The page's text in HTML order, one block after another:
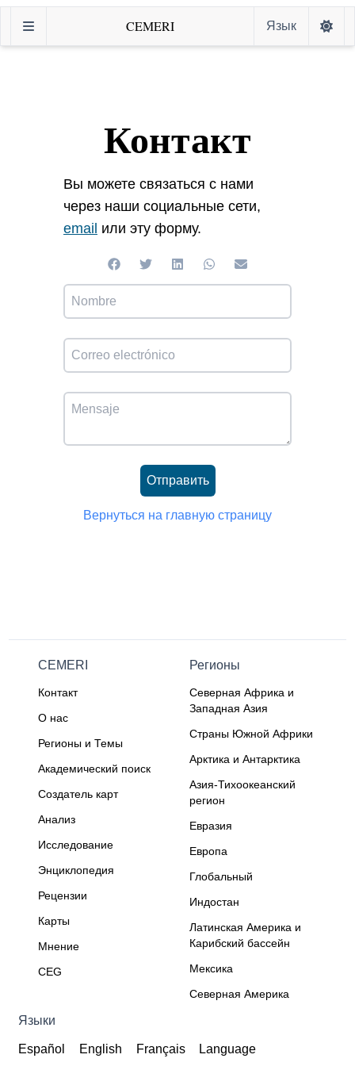
CEMERI Язык
Контакт
Вы можете связаться с нами
через наши социальные сети,
email или эту форму.
Отправить
Вернуться на главную страницу
CEMERI
Контакт
О нас
Регионы и Темы
Академический поиск
Создатель карт
Анализ
Исследование
Энциклопедия
Рецензии
Карты
Мнение
CEG
Регионы
Северная Африка и
Западная Азия
Страны Южной Африки
Арктика и Антарктика
Азия-Тихоокеанский
регион
Евразия
Европа
Глобальный
Индостан
Латинская Америка и
Карибский бассейн
Мексика
Северная Америка
Языки
Español English Français Language